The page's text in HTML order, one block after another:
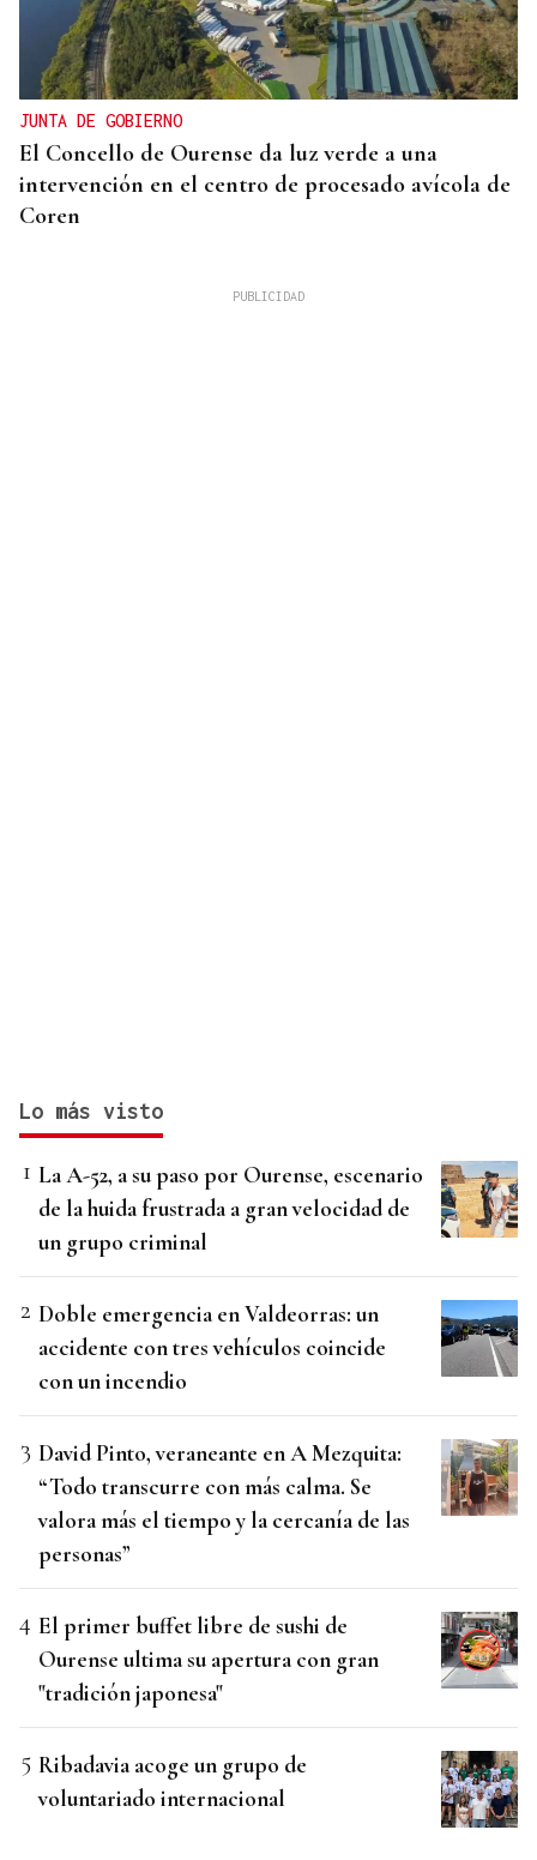
JUNTA DE GOBIERNO
El Concello de Ourense da luz verde a una
intervención en el centro de procesado avícola de
Coren
Lo más visto
La A-52, a su paso por Ourense, escenario
de la huida frustrada a gran velocidad de
un grupo criminal
Doble emergencia en Valdeorras: un
accidente con tres vehículos coincide
con un incendio
David Pinto, veraneante en A Mezquita:
“Todo transcurre con más calma. Se
valora más el tiempo y la cercanía de las
personas”
El primer buffet libre de sushi de
Ourense ultima su apertura con gran
"tradición japonesa"
Ribadavia acoge un grupo de
voluntariado internacional